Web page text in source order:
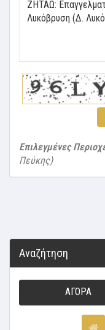
Επιλεγμένες
Πεύκης)
Αναζήτηση
ΑΓΟΡΆ